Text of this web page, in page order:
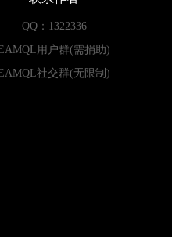
QQ：1322336
用户群(需捐助)
社交群(无限制)